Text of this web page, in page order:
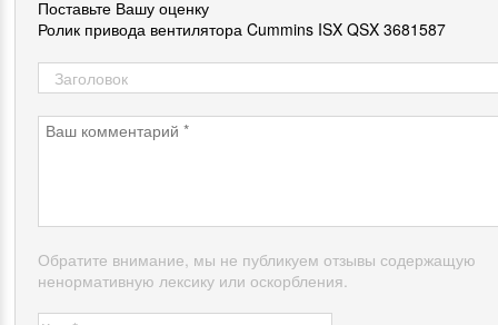
Поставьте Вашу оценку
Ролик привода вентилятора Cummins ISX QSX 3681587
Обратите внимание, мы не публикуем отзывы содержащую
ненормативную лексику или оскорбления.